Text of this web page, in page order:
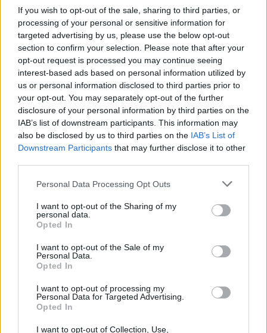
If you wish to opt-out of the sale, sharing to third parties, or
processing of your personal or sensitive information for
targeted advertising by us, please use the below opt-out
section to confirm your selection. Please note that after your
opt-out request is processed you may continue seeing
interest-based ads based on personal information utilized by
us or personal information disclosed to third parties prior to
your opt-out. You may separately opt-out of the further
disclosure of your personal information by third parties on the
IAB’s list of downstream participants. This information may
also be disclosed by us to third parties on the IAB’s List of
Downstream Participants that may further disclose it to other
Personal Data Processing Opt Outs
I want to opt-out of the Sharing of my
personal data.
Opted In
I want to opt-out of the Sale of my
Personal Data.
Opted In
I want to opt-out of processing my
Personal Data for Targeted Advertising.
Opted In
I want to opt-out of Collection, Use,